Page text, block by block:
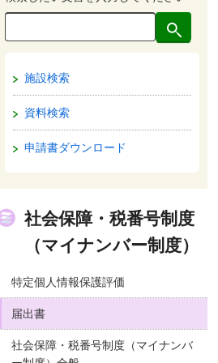
施設検索
資料検索
申請書ダウンロード
社会保障・税番号制度
（マイナンバー制度）
特定個人情報保護評価
届出書
社会保障・税番号制度（マイナンバ